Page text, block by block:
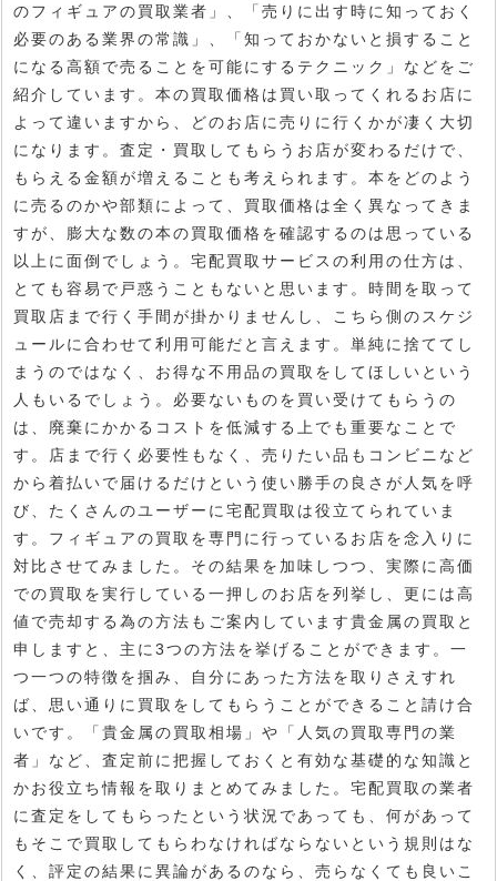
のフィギュアの買取業者」、「売りに出す時に知っておく
必要のある業界の常識」、「知っておかないと損すること
になる高額で売ることを可能にするテクニック」などをご
紹介しています。本の買取価格は買い取ってくれるお店に
よって違いますから、どのお店に売りに行くかが凄く大切
になります。査定・買取してもらうお店が変わるだけで、
もらえる金額が増えることも考えられます。本をどのよう
に売るのかや部類によって、買取価格は全く異なってきま
すが、膨大な数の本の買取価格を確認するのは思っている
以上に面倒でしょう。宅配買取サービスの利用の仕方は、
とても容易で戸惑うこともないと思います。時間を取って
買取店まで行く手間が掛かりませんし、こちら側のスケジ
ュールに合わせて利用可能だと言えます。単純に捨ててし
まうのではなく、お得な不用品の買取をしてほしいという
人もいるでしょう。必要ないものを買い受けてもらうの
は、廃棄にかかるコストを低減する上でも重要なことで
す。店まで行く必要性もなく、売りたい品もコンビニなど
から着払いで届けるだけという使い勝手の良さが人気を呼
び、たくさんのユーザーに宅配買取は役立てられていま
す。フィギュアの買取を専門に行っているお店を念入りに
対比させてみました。その結果を加味しつつ、実際に高価
での買取を実行している一押しのお店を列挙し、更には高
値で売却する為の方法もご案内しています貴金属の買取と
申しますと、主に3つの方法を挙げることができます。一
つ一つの特徴を掴み、自分にあった方法を取りさえすれ
ば、思い通りに買取をしてもらうことができること請け合
いです。「貴金属の買取相場」や「人気の買取専門の業
者」など、査定前に把握しておくと有効な基礎的な知識と
かお役立ち情報を取りまとめてみました。宅配買取の業者
に査定をしてもらったという状況であっても、何があって
もそこで買取してもらわなければならないという規則はな
く、評定の結果に異論があるのなら、売らなくても良いこ